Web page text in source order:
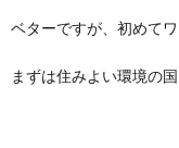
ベターですが、初めて
まずは住みよい環境の